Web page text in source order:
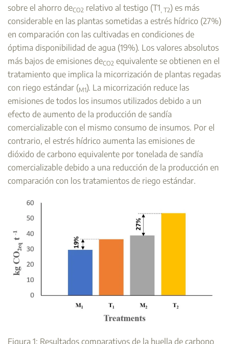
sobre el ahorro deCO2 relativo al testigo (T1 T2) es más
considerable en las plantas sometidas a estrés hídrico (27%)
en comparación con las cultivadas en condiciones de
óptima disponibilidad de agua (19%). Los valores absolutos
más bajos de emisiones deCO2 equivalente se obtienen en el
tratamiento que implica la micorrización de plantas regadas
con riego estándar (M1). La micorrización reduce las
emisiones de todos los insumos utilizados debido a un
efecto de aumento de la producción de sandía
comercializable con el mismo consumo de insumos. Por el
contrario, el estrés hídrico aumenta las emisiones de
dióxido de carbono equivalente por tonelada de sandía
comercializable debido a una reducción de la producción en
comparación con los tratamientos de riego estándar.
Figura 1: Resultados comparativos de la huella de carbono